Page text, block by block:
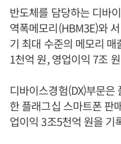
반도체를 담당하는 디바
역폭메모리(HBM3E)와
기 최대 수준의 메모리
1천억 원, 영업이익 7조
디바이스경험(DX)부문
한 플래그십 스마트폰 판
업이익 3조5천억 원을 기